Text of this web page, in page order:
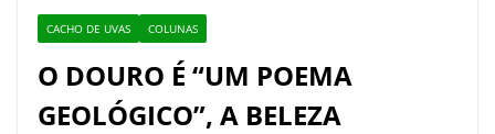
CACHO DE UVAS COLUNAS
O DOURO É “UM POEMA
GEOLÓGICO”, A BELEZA